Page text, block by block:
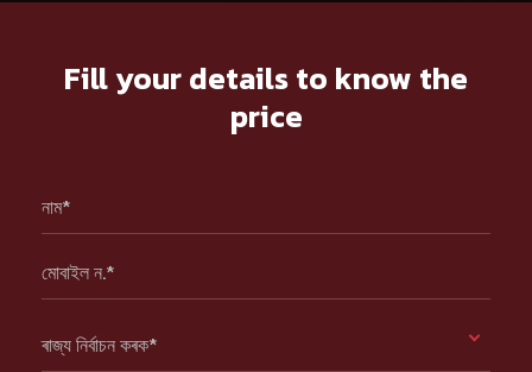
Fill your details to know the
price
নাম*
মোবাইল ন.*
ৰাজ্য নিৰ্বাচন কৰক*